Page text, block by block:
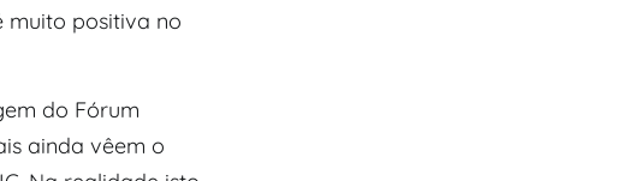
muito positiva no
do Fórum
ainda vêem o